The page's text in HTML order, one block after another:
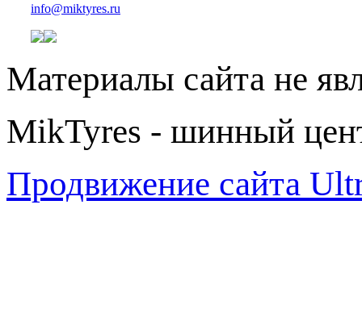
info@miktyres.ru
Материалы сайта не
MikTyres - шинный
Продвижение сайта